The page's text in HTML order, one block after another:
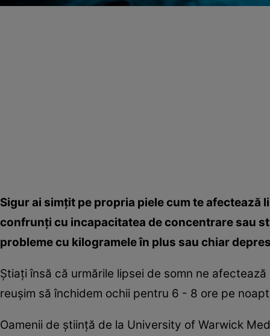
Sigur ai simţit pe propria piele cum te afectează
confrunţi cu incapacitatea de concentrare sau
probleme cu kilogramele în plus sau chiar
Ştiaţi însă că urmările lipsei de somn ne
reuşim să închidem ochii pentru 6 - 8 ore pe
Oamenii de ştiinţă de la University of Warwick